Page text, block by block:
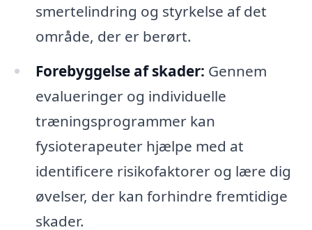
smertelindring og styrkelse af det
område, der er berørt.
Forebyggelse af skader: Gennem
evalueringer og individuelle
træningsprogrammer kan
fysioterapeuter hjælpe med at
identificere risikofaktorer og lære dig
øvelser, der kan forhindre fremtidige
skader.